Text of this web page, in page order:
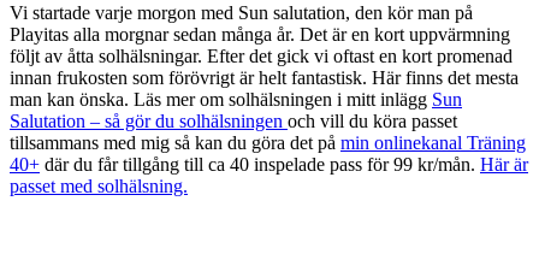
Vi startade varje morgon med Sun salutation, den kör man på
Playitas alla morgnar sedan många år. Det är en kort uppvärmning
följt av åtta solhälsningar. Efter det gick vi oftast en kort promenad
innan frukosten som förövrigt är helt fantastisk. Här finns det mesta
man kan önska. Läs mer om solhälsningen i mitt inlägg Sun
Salutation – så gör du solhälsningen och vill du köra passet
tillsammans med mig så kan du göra det på min onlinekanal Träning
40+ där du får tillgång till ca 40 inspelade pass för 99 kr/mån. Här är
passet med solhälsning.